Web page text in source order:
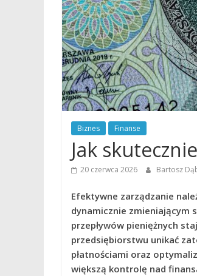
Biznes Finanse
Jak
20 czerwca 2026 Bartosz
Efektywne zarządzanie
dynamicznie zmieniającym
przepływów pieniężnych
przedsiębiorstwu unikać
płatnościami oraz
większą kontrolę nad